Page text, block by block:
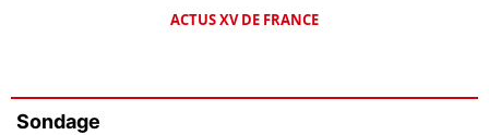
ACTUS XV DE FRANCE
Sondage